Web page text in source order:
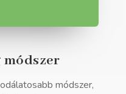
módszer,